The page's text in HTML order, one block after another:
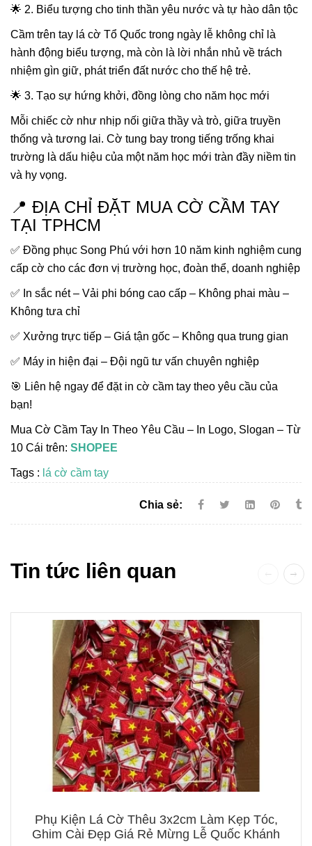
🌟 2. Biểu tượng cho tinh thần yêu nước và tự hào dân tộc
Cầm trên tay lá cờ Tổ Quốc trong ngày lễ không chỉ là
hành động biểu tượng, mà còn là lời nhắn nhủ về trách
nhiệm gìn giữ, phát triển đất nước cho thế hệ trẻ.
🌟 3. Tạo sự hứng khởi, đồng lòng cho năm học mới
Mỗi chiếc cờ như nhịp nối giữa thầy và trò, giữa truyền
thống và tương lai. Cờ tung bay trong tiếng trống khai
trường là dấu hiệu của một năm học mới tràn đầy niềm tin
và hy vọng.
📍 ĐỊA CHỈ ĐẶT MUA CỜ CẦM TAY
TẠI TPHCM
✅ Đồng phục Song Phú với hơn 10 năm kinh nghiệm cung
cấp cờ cho các đơn vị trường học, đoàn thể, doanh nghiệp
✅ In sắc nét – Vải phi bóng cao cấp – Không phai màu –
Không tưa chỉ
✅ Xưởng trực tiếp – Giá tận gốc – Không qua trung gian
✅ Máy in hiện đại – Đội ngũ tư vấn chuyên nghiệp
🎯 Liên hệ ngay để đặt in cờ cầm tay theo yêu cầu của
bạn!
Mua Cờ Cầm Tay In Theo Yêu Cầu – In Logo, Slogan – Từ
10 Cái trên: SHOPEE
Tags : lá cờ cầm tay
Chia sẻ:
Tin tức liên quan
Phụ Kiện Lá Cờ Thêu 3x2cm Làm Kẹp Tóc,
Ghim Cài Đẹp Giá Rẻ Mừng Lễ Quốc Khánh